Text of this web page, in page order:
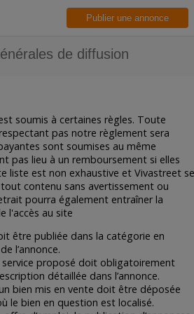
Publier une annonce
de diffusion
soumis à certaines règles. Toute
pas notre règlement sera
sont soumises au même
pas lieu à un remboursement si elles
liste est non exhaustive et Vivastreet se
contenu sans avertissement ou
pourra également entraîner la
l'accès au site
être publiée dans la catégorie en
l’annonce.
proposé doit obligatoirement
détaillée dans l’annonce.
bien mis en vente doit être déposée
le bien en question est localisé.